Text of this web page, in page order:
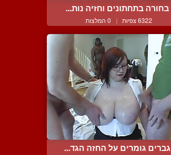
בחורה בתחתונים וחזיה נות...
6322 צפיות | 0 המלצות
גברים גומרים על החזה הגד...